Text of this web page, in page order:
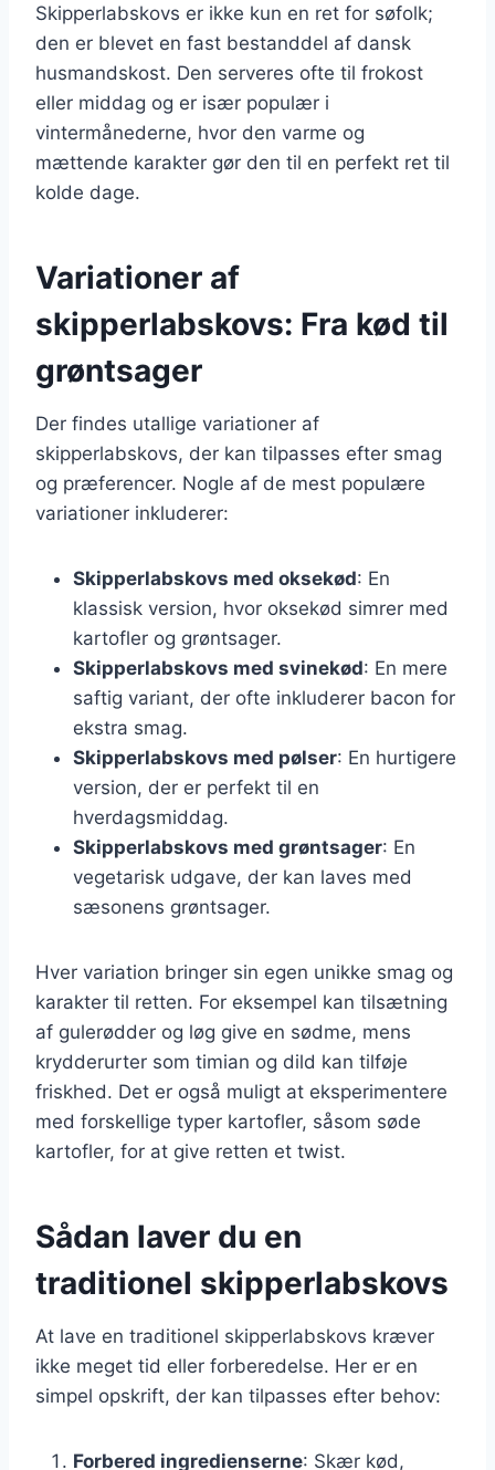
Skipperlabskovs er ikke kun en ret for søfolk;
den er blevet en fast bestanddel af dansk
husmandskost. Den serveres ofte til frokost
eller middag og er især populær i
vintermånederne, hvor den varme og
mættende karakter gør den til en perfekt ret til
kolde dage.
Variationer af
skipperlabskovs: Fra kød til
grøntsager
Der findes utallige variationer af
skipperlabskovs, der kan tilpasses efter smag
og præferencer. Nogle af de mest populære
variationer inkluderer:
Skipperlabskovs med oksekød: En
klassisk version, hvor oksekød simrer med
kartofler og grøntsager.
Skipperlabskovs med svinekød: En mere
saftig variant, der ofte inkluderer bacon for
ekstra smag.
Skipperlabskovs med pølser: En hurtigere
version, der er perfekt til en
hverdagsmiddag.
Skipperlabskovs med grøntsager: En
vegetarisk udgave, der kan laves med
sæsonens grøntsager.
Hver variation bringer sin egen unikke smag og
karakter til retten. For eksempel kan tilsætning
af gulerødder og løg give en sødme, mens
krydderurter som timian og dild kan tilføje
friskhed. Det er også muligt at eksperimentere
med forskellige typer kartofler, såsom søde
kartofler, for at give retten et twist.
Sådan laver du en
traditionel skipperlabskovs
At lave en traditionel skipperlabskovs kræver
ikke meget tid eller forberedelse. Her er en
simpel opskrift, der kan tilpasses efter behov:
Forbered ingredienserne: Skær kød,